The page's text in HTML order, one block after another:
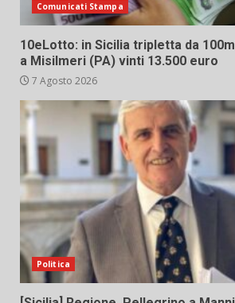
Comunicati Stampa
10eLotto: in Sicilia tripletta da
a Misilmeri (PA) vinti 13.500 euro
7 Agosto 2026
Politica